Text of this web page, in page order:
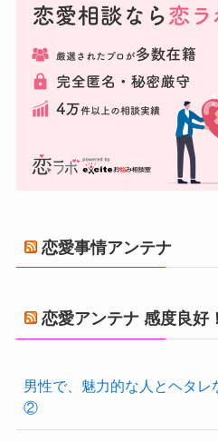
恋愛事情アンテナ
恋愛アンテナ 感度良好！
男性で、魅力的な人とヘタ
②